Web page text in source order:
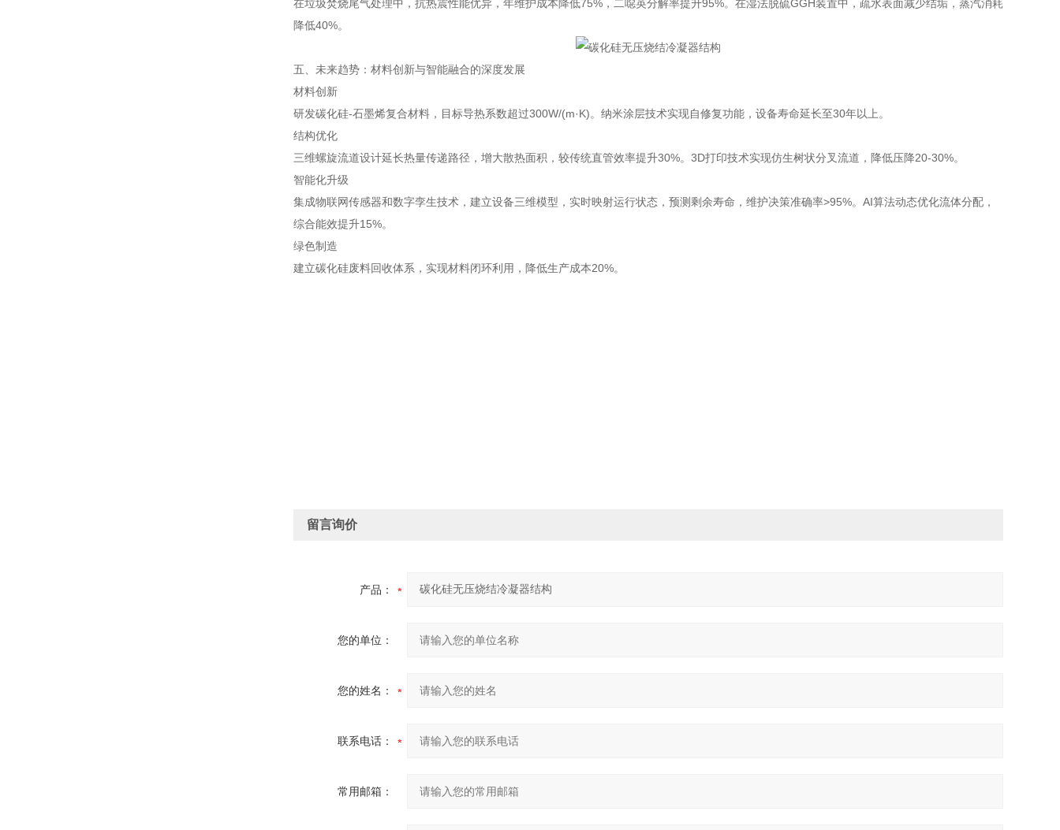
在垃圾焚烧尾气处理中，抗热震性能优异，年维护成本降低75%，二噁英分解率提升95%。在湿法脱硫GGH装置中，疏水表面减少结垢，蒸汽消耗
降低40%。
五、未来趋势：材料创新与智能融合的深度发展
材料创新
研发碳化硅-石墨烯复合材料，目标导热系数超过300W/(m·K)。纳米涂层技术实现自修复功能，设备寿命延长至30年以上。
结构优化
三维螺旋流道设计延长热量传递路径，增大散热面积，较传统直管效率提升30%。3D打印技术实现仿生树状分叉流道，降低压降20-30%。
智能化升级
集成物联网传感器和数字孪生技术，建立设备三维模型，实时映射运行状态，预测剩余寿命，维护决策准确率>95%。AI算法动态优化流体分配，
综合能效提升15%。
绿色制造
建立碳化硅废料回收体系，实现材料闭环利用，降低生产成本20%。
留言询价
产品：
您的单位：
您的姓名：
联系电话：
常用邮箱：